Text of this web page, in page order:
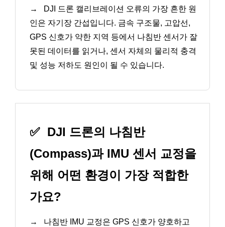
→
DJI 드론 캘리브레이션 오류의 가장 흔한 원
인은 자기장 간섭입니다. 금속 구조물, 고압선,
GPS 신호가 약한 지역 등에서 나침반 센서가 잘
못된 데이터를 읽거나, 센서 자체의 물리적 충격
및 성능 저하도 원인이 될 수 있습니다.
✅ DJI 드론의 나침반
(Compass)과 IMU 센서 교정을
위해 어떤 환경이 가장 적합한
가요?
→
나침반 IMU 교정은 GPS 신호가 양호하고